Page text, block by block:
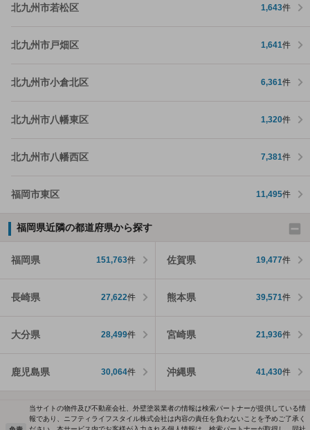
北九州市若松区 1,643件
北九州市戸畑区 1,641件
北九州市小倉北区 6,361件
北九州市八幡東区 1,320件
北九州市八幡西区 7,381件
福岡市東区 11,495件
福岡県近隣の都道府県から探す
福岡県 151,763件 佐賀県 19,477件
長崎県 27,622件 熊本県 39,571件
大分県 28,499件 宮崎県 21,936件
鹿児島県 30,064件 沖縄県 41,430件
当サイトの物件及び不動産会社、外壁塗装業者の情報は検索パートナーが提供している情
報であり、ニフティライフスタイル株式会社は内容の責任を負わないことを予めご了承く